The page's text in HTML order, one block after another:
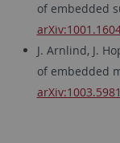
of embedded
J. Arnlind, J.
of embedded
arXiv:1003.5981